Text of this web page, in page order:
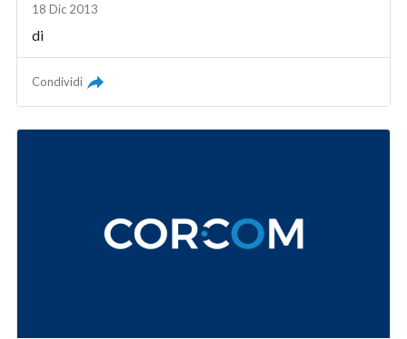
18 Dic 2013
di
Condividi